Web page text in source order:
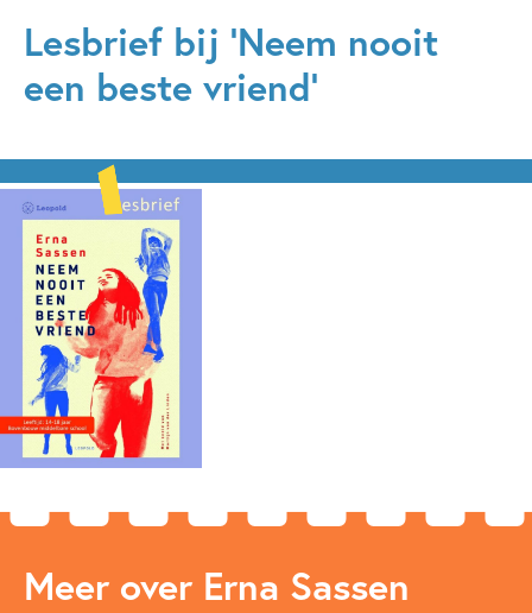
Lesbrief bij 'Neem nooit
een beste vriend'
Meer over Erna Sassen